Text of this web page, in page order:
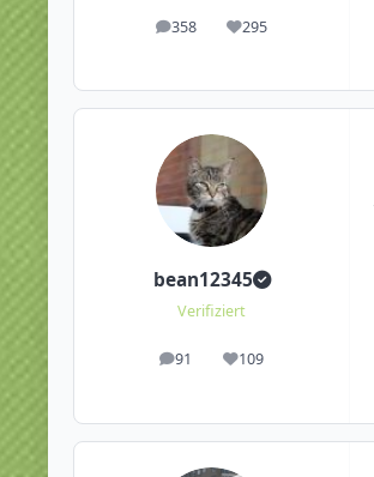
358
Beiträge 295
Reputation
bean12345
Verifiziert
91
Beiträge109
Reputation